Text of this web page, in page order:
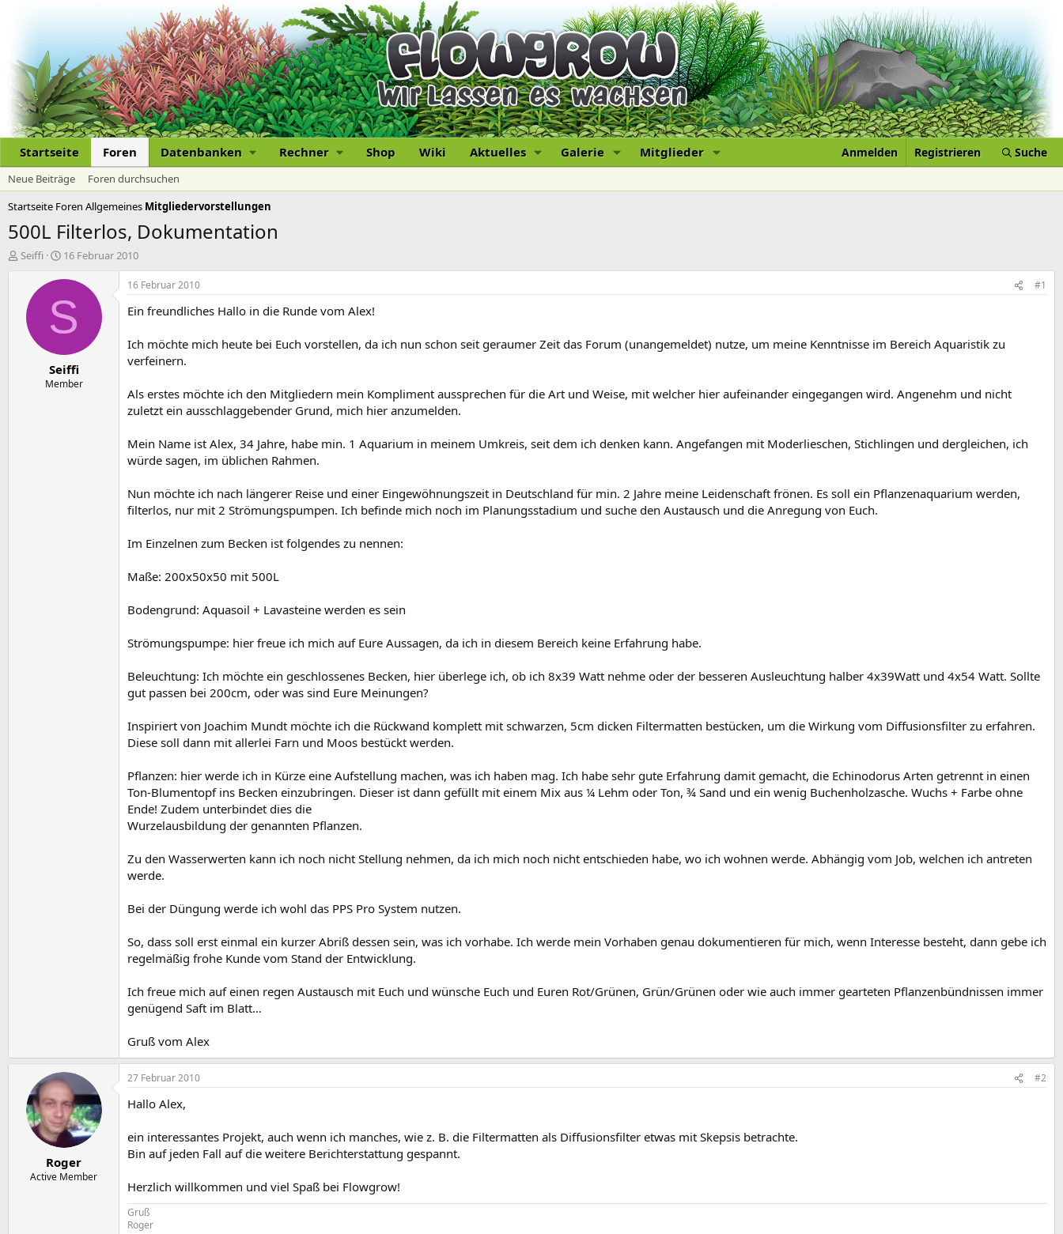
Startseite Foren Datenbanken Rechner Shop Wiki Aktuelles Galerie Mitglieder Anmelden Registrieren Suche
Neue Beiträge
Foren durchsuchen
Startseite Foren Allgemeines Mitgliedervorstellungen
500L Filterlos, Dokumentation
E
Seiffi
E
s
t
e
t
a
m
16 Februar 2010
S
Seiffi
Member
16 Februar 2010 #1
Ein freundliches Hallo in die Runde vom Alex!
Ich möchte mich heute bei Euch vorstellen, da ich nun schon seit geraumer Zeit das Forum (unangemeldet) nutze, um meine Kenntnisse im Bereich Aquaristik zu
verfeinern.
Als erstes möchte ich den Mitgliedern mein Kompliment aussprechen für die Art und Weise, mit welcher hier aufeinander eingegangen wird. Angenehm und nicht
zuletzt ein ausschlaggebender Grund, mich hier anzumelden.
Mein Name ist Alex, 34 Jahre, habe min. 1 Aquarium in meinem Umkreis, seit dem ich denken kann. Angefangen mit Moderlieschen, Stichlingen und dergleichen, ich
würde sagen, im üblichen Rahmen.
Nun möchte ich nach längerer Reise und einer Eingewöhnungszeit in Deutschland für min. 2 Jahre meine Leidenschaft frönen. Es soll ein Pflanzenaquarium werden,
filterlos, nur mit 2 Strömungspumpen. Ich befinde mich noch im Planungsstadium und suche den Austausch und die Anregung von Euch.
Im Einzelnen zum Becken ist folgendes zu nennen:
Maße: 200x50x50 mit 500L
Bodengrund: Aquasoil + Lavasteine werden es sein
Strömungspumpe: hier freue ich mich auf Eure Aussagen, da ich in diesem Bereich keine Erfahrung habe.
Beleuchtung: Ich möchte ein geschlossenes Becken, hier überlege ich, ob ich 8x39 Watt nehme oder der besseren Ausleuchtung halber 4x39Watt und 4x54 Watt. Sollte
gut passen bei 200cm, oder was sind Eure Meinungen?
Inspiriert von Joachim Mundt möchte ich die Rückwand komplett mit schwarzen, 5cm dicken Filtermatten bestücken, um die Wirkung vom Diffusionsfilter zu erfahren.
Diese soll dann mit allerlei Farn und Moos bestückt werden.
Pflanzen: hier werde ich in Kürze eine Aufstellung machen, was ich haben mag. Ich habe sehr gute Erfahrung damit gemacht, die Echinodorus Arten getrennt in einen
Ton-Blumentopf ins Becken einzubringen. Dieser ist dann gefüllt mit einem Mix aus ¼ Lehm oder Ton, ¾ Sand und ein wenig Buchenholzasche. Wuchs + Farbe ohne
Ende! Zudem unterbindet dies die
Wurzelausbildung der genannten Pflanzen.
Zu den Wasserwerten kann ich noch nicht Stellung nehmen, da ich mich noch nicht entschieden habe, wo ich wohnen werde. Abhängig vom Job, welchen ich antreten
werde.
Bei der Düngung werde ich wohl das PPS Pro System nutzen.
So, dass soll erst einmal ein kurzer Abriß dessen sein, was ich vorhabe. Ich werde mein Vorhaben genau dokumentieren für mich, wenn Interesse besteht, dann gebe ich
regelmäßig frohe Kunde vom Stand der Entwicklung.
Ich freue mich auf einen regen Austausch mit Euch und wünsche Euch und Euren Rot/Grünen, Grün/Grünen oder wie auch immer gearteten Pflanzenbündnissen immer
genügend Saft im Blatt…
Gruß vom Alex
Roger
Active Member
27 Februar 2010 #2
Hallo Alex,
ein interessantes Projekt, auch wenn ich manches, wie z. B. die Filtermatten als Diffusionsfilter etwas mit Skepsis betrachte.
Bin auf jeden Fall auf die weitere Berichterstattung gespannt.
Herzlich willkommen und viel Spaß bei Flowgrow!
Gruß
Roger